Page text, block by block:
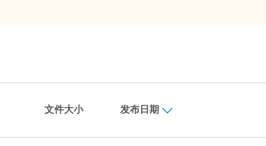
文件大小 发布日期